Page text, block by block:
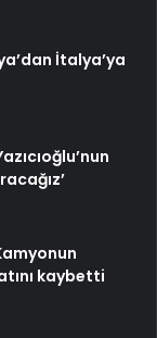
İtalya’ya
kaybetti